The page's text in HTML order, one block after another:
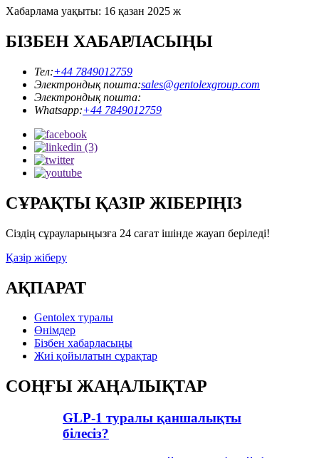
Хабарлама уақыты: 16 қазан 2025 ж
БІЗБЕН ХАБАРЛАСЫҢЫ
Тел:+44 7849012759
Электрондық пошта:sales@gentolexgroup.com
Электрондық пошта:
Whatsapp:+44 7849012759
СҰРАҚТЫ ҚАЗІР ЖІБЕРІҢІЗ
Сіздің сұрауларыңызға 24 сағат ішінде жауап беріледі!
Қазір жіберу
АҚПАРАТ
Gentolex туралы
Өнімдер
Бізбен хабарласыңы
Жиі қойылатын сұрақтар
СОҢҒЫ ЖАҢАЛЫҚТАР
GLP-1 туралы қаншалықты
білесіз?